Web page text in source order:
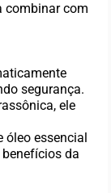
combinar com
segurança.
ele
óleo essencial
da